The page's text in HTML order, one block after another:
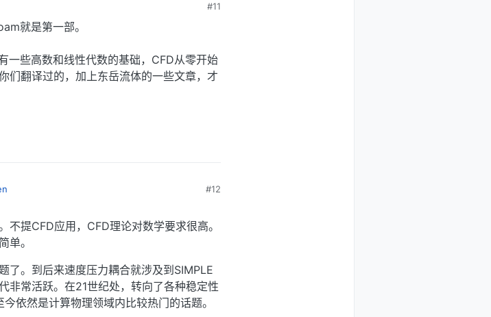
#11
就是第一部。
一些高数和线性代数的基础，CFD从零开始
们翻译过的，加上东岳流体的一些文章，才
#12
提CFD应用，CFD理论对数学要求很高。
单。
了。到后来速度压力耦合就涉及到SIMPLE
非常活跃。在21世纪处，转向了各种稳定性
依然是计算物理领域内比较热门的话题。